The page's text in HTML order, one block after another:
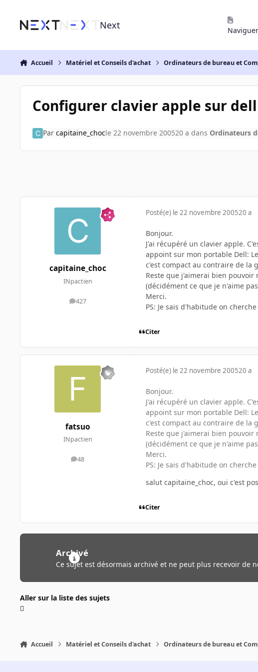
Next
Accueil Matériel et Conseils d'achat Ordinateurs de bureau et
Configurer clavier apple sur
Par capitaine_chocle 22 novembre 200520 a dans Ordinateurs
capitaine_choc
INpactien
427
messages
Posté(e) le 22 novembre 200520 a
Bonjour.
J'ai récupéré un clavier apple.
appoint sur mon portable Dell:
c'est compact au contraire de la
Reste que j'aimerai bien pouvoir
(décidément ce que je n'aime
Merci.
PS: Je sais d'habitude on
Citer
fatsuo
INpactien
48
messages
Posté(e) le 22 novembre 200520 a
Bonjour.
J'ai récupéré un clavier apple.
appoint sur mon portable Dell:
c'est compact au contraire de la
Reste que j'aimerai bien pouvoir
(décidément ce que je n'aime
Merci.
PS: Je sais d'habitude on
salut capitaine_choc, oui c'est
Citer
Archivé
Ce sujet est désormais archivé et ne peut plus recevoir de
Aller sur la liste des sujets
Accueil Matériel et Conseils d'achat Ordinateurs de bureau et